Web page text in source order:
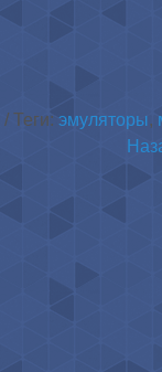
/ Теги: эмуляторы,